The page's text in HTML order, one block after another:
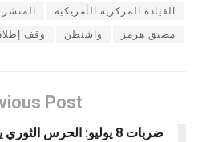
القيادة المركزية الأمريكية المنشر
مضيق هرمز واشنطن وقف
Post
ضربات 8 يوليو: الحرس